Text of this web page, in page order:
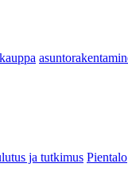
ja tutkimus Pientalo